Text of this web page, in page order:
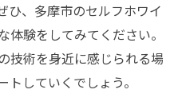
ひ、多摩市のセルフホワイ
体験をしてみてください。
技術を身近に感じられる場
していくでしょう。